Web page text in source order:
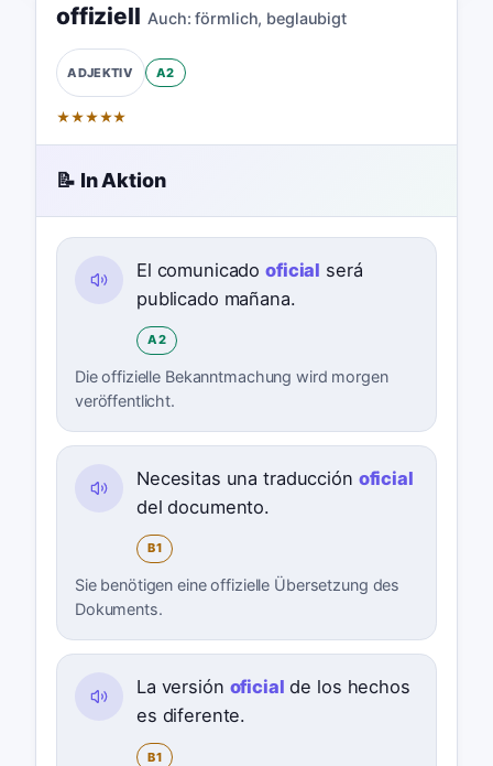
offiziell Auch: förmlich, beglaubigt
ADJEKTIV A2
★★★★★
📝 In Aktion
El comunicadooficial será
publicado mañana.
A2
Die offizielle Bekanntmachung wird morgen
veröffentlicht.
Necesitas una traducción oficial
del documento.
B1
Sie benötigen eine offizielle Übersetzung des
Dokuments.
La versión oficial de los hechos
es diferente.
B1